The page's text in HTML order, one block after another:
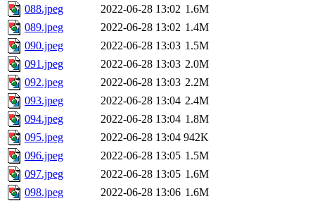
088.jpeg
2022-06-28 13:02 1.6M
089.jpeg
2022-06-28 13:02 1.4M
090.jpeg
2022-06-28 13:03 1.5M
091.jpeg
2022-06-28 13:03 2.0M
092.jpeg
2022-06-28 13:03 2.2M
093.jpeg
2022-06-28 13:04 2.4M
094.jpeg
2022-06-28 13:04 1.8M
095.jpeg
2022-06-28 13:04 942K
096.jpeg
2022-06-28 13:05 1.5M
097.jpeg
2022-06-28 13:05 1.6M
098.jpeg
2022-06-28 13:06 1.6M